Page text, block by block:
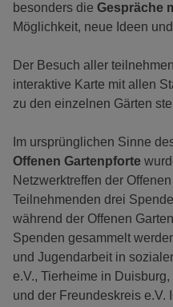
besonders die Gespräche
Möglichkeit, neue Ideen
Der Besuch aller
interaktive Karte mit allen
zu den einzelnen Gärten
Im ursprünglichen Sinne
Offenen Gartenpforte
Netzwerktreffen der
Teilnehmenden drei
während der Offenen
Spenden gesammelt
und Jugendarbeit in
e.V., Tierheime in
und der Freundeskreis e.V.